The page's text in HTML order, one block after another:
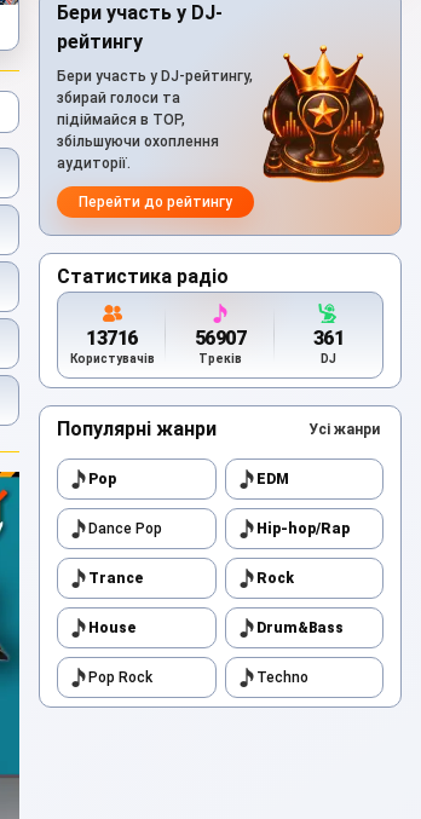
Бери участь у DJ-
рейтингу
Бери участь у DJ-рейтингу,
збирай голоси та
підіймайся в TOP,
збільшуючи охоплення
аудиторії.
Перейти до рейтингу
Статистика радіо
13716
Користувачів
56907
Треків
361
DJ
Популярні жанри Усі жанри
Pop EDM
Dance Pop Hip-hop/Rap
Trance Rock
House Drum&Bass
Pop Rock Techno